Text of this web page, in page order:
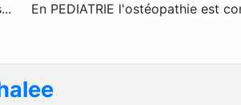
En PEDIATRIE l'ostéopathie est